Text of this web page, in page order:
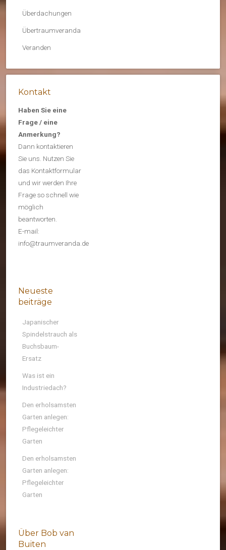
Überdachungen
Übertraumveranda
Veranden
Kontakt
Haben Sie eine
Frage / eine
Anmerkung?
Dann kontaktieren
Sie uns. Nutzen Sie
das Kontaktformular
und wir werden Ihre
Frage so schnell wie
möglich
beantworten.
E-mail:
info@traumveranda.de
Neueste
beiträge
Japanischer
Spindelstrauch als
Buchsbaum-
Ersatz
Was ist ein
Industriedach?
Den erholsamsten
Garten anlegen:
Pflegeleichter
Garten
Den erholsamsten
Garten anlegen:
Pflegeleichter
Garten
Über Bob van
Buiten